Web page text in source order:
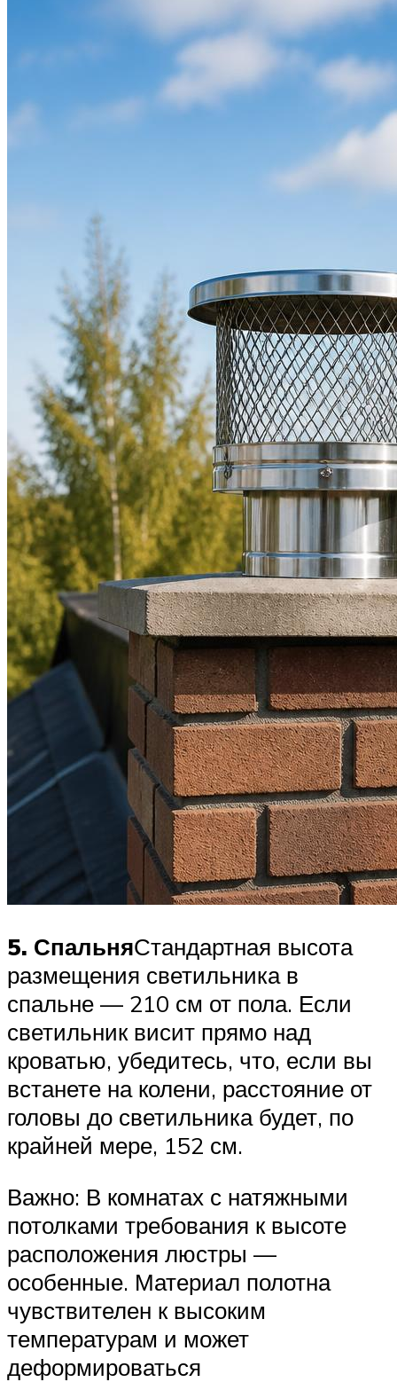
5. СпальняСтандартная высота
размещения светильника в
спальне — 210 см от пола. Если
светильник висит прямо над
кроватью, убедитесь, что, если вы
встанете на колени, расстояние от
головы до светильника будет, по
крайней мере, 152 см.
Важно: В комнатах с натяжными
потолками требования к высоте
расположения люстры —
особенные. Материал полотна
чувствителен к высоким
температурам и может
деформироваться